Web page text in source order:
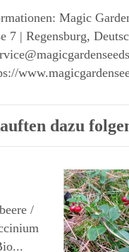
Magic
7 | Regensburg,
dazu